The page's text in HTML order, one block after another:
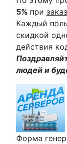
5% при
Каждый
скидкой
действия
людей и
Форма